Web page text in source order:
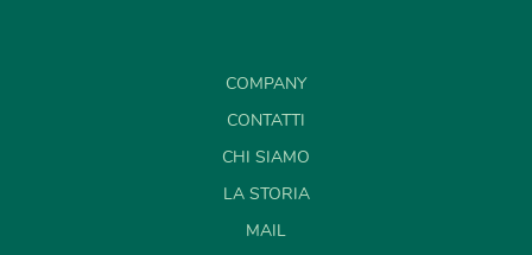
COMPANY
CONTATTI
CHI SIAMO
LA STORIA
MAIL